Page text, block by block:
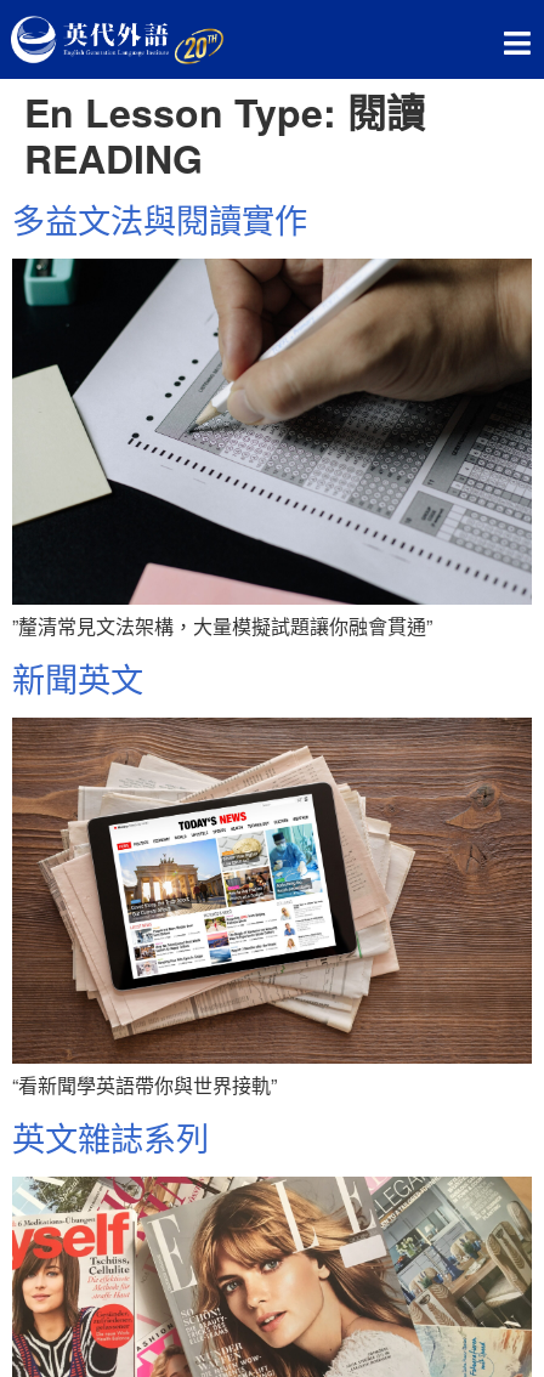
En Lesson Type: 閱讀
READING
多益文法與閱讀實作
”釐清常見文法架構，大量模擬試題讓你融會貫通”
新聞英文
“看新聞學英語帶你與世界接軌”
英文雜誌系列